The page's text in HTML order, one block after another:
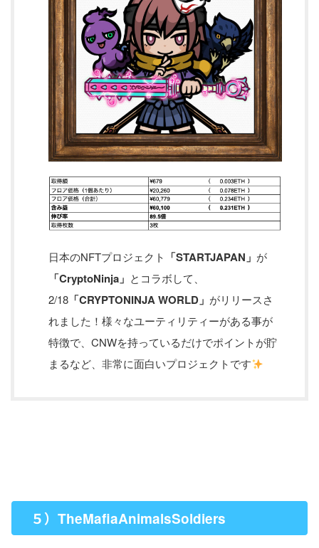
日本のNFTプロジェクト 「STARTJAPAN」 が
「CryptoNinja」 とコラボして、
2/18 「CRYPTONINJA WORLD」 がリリースさ
れました！様々なユーティリティーがある事が
特徴で、CNWを持っているだけでポイントが貯
まるなど、非常に面白いプロジェクトです
５） TheMafiaAnimalsSoldiers